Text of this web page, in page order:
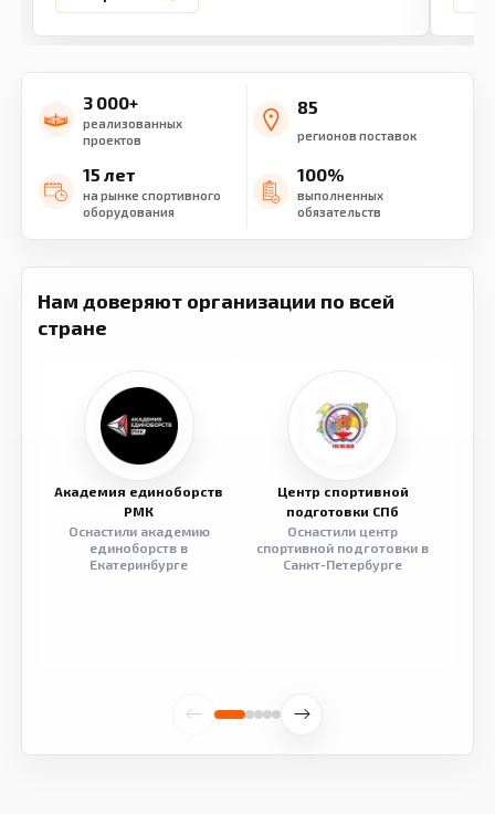
3 000+
реализованных
проектов
85
регионов поставок
15 лет
на рынке спортивного
оборудования
100%
выполненных
обязательств
Нам доверяют организации по всей
стране
Академия единоборств
РМК
Оснастили академию
единоборств в
Екатеринбурге
Центр спортивной
подготовки СПб
Оснастили центр
спортивной подготовки в
Санкт-Петербурге